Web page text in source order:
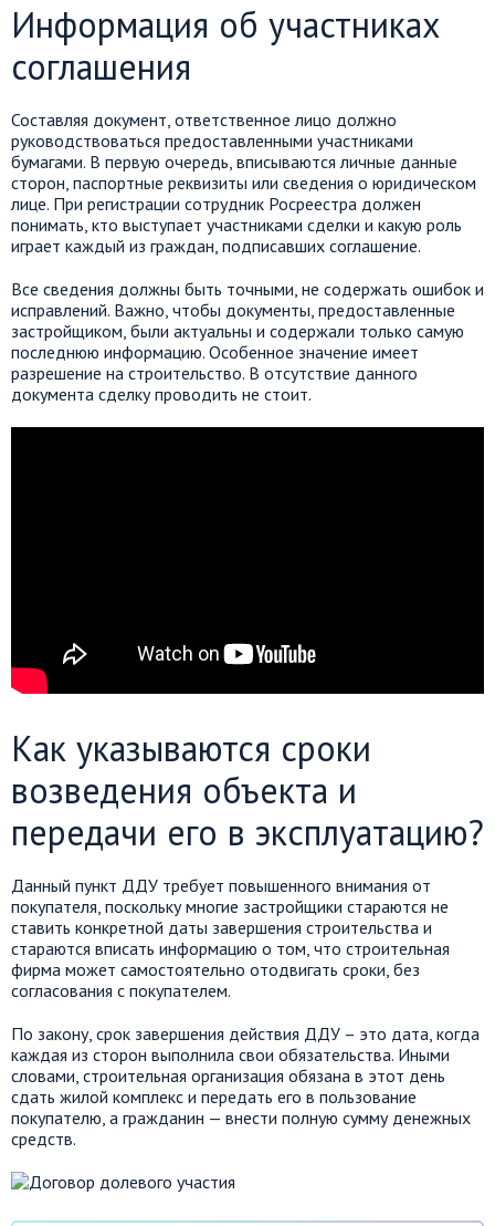
Информация об участниках
соглашения
Составляя документ, ответственное лицо должно
руководствоваться предоставленными участниками
бумагами. В первую очередь, вписываются личные данные
сторон, паспортные реквизиты или сведения о юридическом
лице. При регистрации сотрудник Росреестра должен
понимать, кто выступает участниками сделки и какую роль
играет каждый из граждан, подписавших соглашение.
Все сведения должны быть точными, не содержать ошибок и
исправлений. Важно, чтобы документы, предоставленные
застройщиком, были актуальны и содержали только самую
последнюю информацию. Особенное значение имеет
разрешение на строительство. В отсутствие данного
документа сделку проводить не стоит.
Как указываются сроки
возведения объекта и
передачи его в эксплуатацию?
Данный пункт ДДУ требует повышенного внимания от
покупателя, поскольку многие застройщики стараются не
ставить конкретной даты завершения строительства и
стараются вписать информацию о том, что строительная
фирма может самостоятельно отодвигать сроки, без
согласования с покупателем.
По закону, срок завершения действия ДДУ – это дата, когда
каждая из сторон выполнила свои обязательства. Иными
словами, строительная организация обязана в этот день
сдать жилой комплекс и передать его в пользование
покупателю, а гражданин — внести полную сумму денежных
средств.